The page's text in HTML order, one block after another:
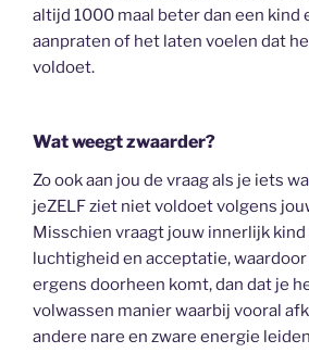
altijd 1000 maal beter dan een kind
aanpraten of het laten voelen dat
voldoet.
Wat weegt zwaarder?
Zo ook aan jou de vraag als je iets
jeZELF ziet niet voldoet volgens
Misschien vraagt jouw innerlijk
luchtigheid en acceptatie,
ergens doorheen komt, dan dat je
volwassen manier waarbij vooral
andere nare en zware energie